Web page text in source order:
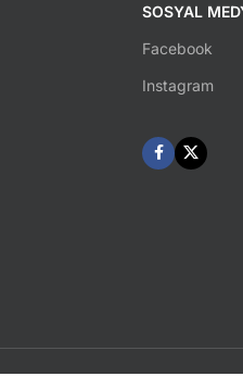
SOSYAL
Facebook
Instagram